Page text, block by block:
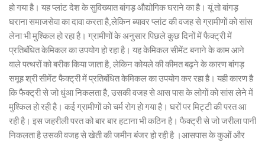
हो गया है। यह प्लांट देश के सुविख्यात बांगड़ औद्योगिक घराने का है। यूं तो बांगड़
घराना समाजसेवा का दावा करता है,लेकिन ब्यावर प्लांट की वजह से ग्रामीणों को सांस
लेना भी मुश्किल हो रहा है। ग्रामीणों के अनुसार पिछले कुछ दिनों में फैक्ट्री में
प्रतिबंधित केमिकल का उपयोग हो रहा है। यह केमिकल सीमेंट बनाने के काम आने
वाले पत्थरों को बरीक किया जाता है, लेकिन कोयले की कीमत बढ़ने के कारण बांगड़
समूह श्री सीमेंट फैक्ट्री में प्रतिबंधित केमिकल का उपयोग कर रहा है। यही कारण है
कि फैक्ट्री से जो धुंआ निकलता है, उसकी वजह से आस पास के लोगों को सांस लेने में
मुश्किल हो रही है। कई ग्रामीणों को चर्म रोग हो गया है। घरों पर मिट्टी की परत आ
रही है। इस जहरीली परत को बार बार हटाना भी कठिन है। फैक्ट्री से जो जरीला पानी
निकलता है उसकी वजह से खेती की जमीन बंजर हो रही है ।आसपास के कुओं और